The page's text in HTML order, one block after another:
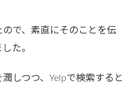
で、素直にそのことを伝
た。
しつつ、Yelpで検索すると